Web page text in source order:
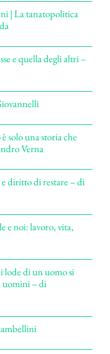
| La tanatopolitica
e quella degli altri –
solo una storia che
Verna
diritto di restare – di
e noi: lavoro, vita,
lode di un uomo si
uomini – di